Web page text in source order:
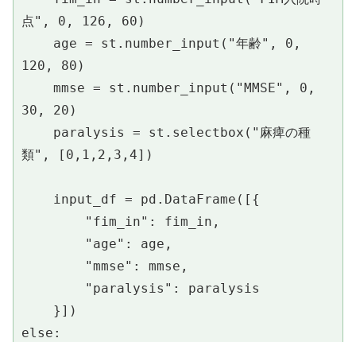
点", 0, 126, 60)
120, 80)
30, 20)
類", [0,1,2,3,4])
    input_df = pd.DataFrame([{
        "fim_in": fim_in,
        "age": age,
        "mmse": mmse,
        "paralysis": paralysis
    }])
else: